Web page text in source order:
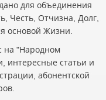
для объединения
Честь, Отчизна, Долг,
основой Жизни.
на "Народном
интересные статьи и
абонентской